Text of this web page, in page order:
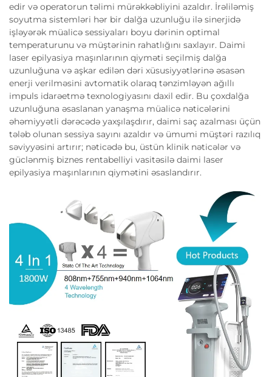
edir və operatorun təlimi mürəkkəbliyini azaldır. İrəliləmiş
soyutma sistemləri hər bir dalğa uzunluğu ilə sinerjidə
işləyərək müalicə sessiyaları boyu dərinin optimal
temperaturunu və müştərinin rahatlığını saxlayır. Daimi
laser epilyasiya maşınlarının qiyməti seçilmiş dalğa
uzunluğuna və aşkar edilən dəri xüsusiyyətlərinə əsasən
enerji verilməsini avtomatik olaraq tənzimləyən ağıllı
impuls idarəetmə texnologiyasını daxil edir. Bu çoxdalğa
uzunluğuna əsaslanan yanaşma müalicə nəticələrini
əhəmiyyətli dərəcədə yaxşılaşdırır, daimi saç azalması üçün
tələb olunan sessiya sayını azaldır və ümumi müştəri razılıq
səviyyəsini artırır; nəticədə bu, üstün klinik nəticələr və
güclənmiş biznes rentabelliyi vasitəsilə daimi laser
epilyasiya maşınlarının qiymətini əsaslandırır.